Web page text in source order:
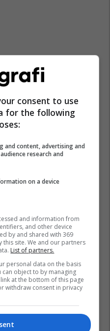
consent to use
for the following
and content, advertising and
research and
on a device
and information from
and other device
by and shared with 369
this site. We and our partners
List of partners.
personal data on the basis
object to by managing
at the bottom of this page
withdraw consent in privacy